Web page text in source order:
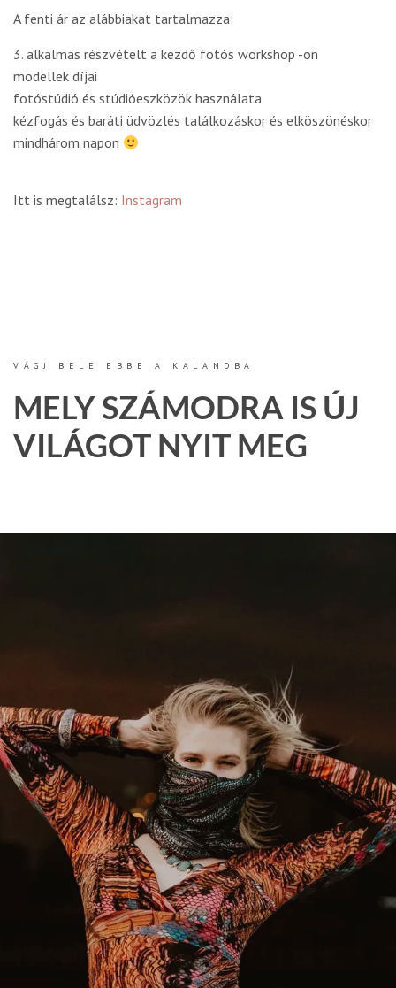
A fenti ár az alábbiakat tartalmazza:
3. alkalmas részvételt a kezdő fotós workshop -on
modellek díjai
fotóstúdió és stúdióeszközök használata
kézfogás és baráti üdvözlés találkozáskor és elköszönéskor
mindhárom napon
Itt is megtalálsz: Instagram
VÁGJ BELE EBBE A KALANDBA
MELY SZÁMODRA IS ÚJ
VILÁGOT NYIT MEG